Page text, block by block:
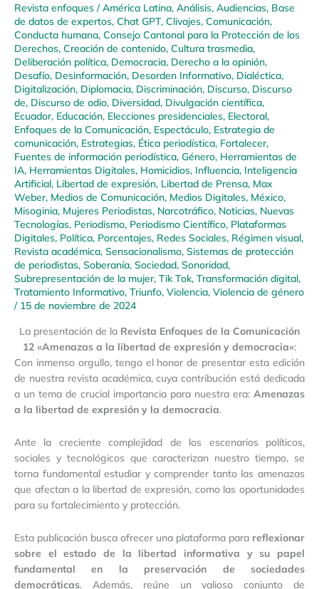
Revista enfoques /América Latina, Análisis, Audiencias, Base
de datos de expertos, Chat GPT, Clivajes, Comunicación,
Conducta humana, Consejo Cantonal para la Protección de los
Derechos, Creación de contenido, Cultura trasmedia,
Deliberación política, Democracia, Derecho a la opinión,
Desafío, Desinformación, Desorden Informativo, Dialéctica,
Digitalización, Diplomacia, Discriminación, Discurso, Discurso
de, Discurso de odio, Diversidad, Divulgación científica,
Ecuador, Educación, Elecciones presidenciales, Electoral,
Enfoques de la Comunicación, Espectáculo, Estrategia de
comunicación, Estrategias, Ética periodística, Fortalecer,
Fuentes de información periodística, Género, Herramientas de
IA, Herramientas Digitales, Homicidios, Influencia, Inteligencia
Artificial, Libertad de expresión, Libertad de Prensa, Max
Weber, Medios de Comunicación, Medios Digitales, México,
Misoginia, Mujeres Periodistas, Narcotráfico, Noticias, Nuevas
Tecnologías, Periodismo, Periodismo Científico, Plataformas
Digitales, Política, Porcentajes, Redes Sociales, Régimen visual,
Revista académica, Sensacionalismo, Sistemas de protección
de periodistas, Soberanía, Sociedad, Sonoridad,
Subrepresentación de la mujer, Tik Tok, Transformación digital,
Tratamiento Informativo, Triunfo, Violencia, Violencia de género
/ 15 de noviembre de 2024
La presentación de la Revista Enfoques de la Comunicación
12 «Amenazas a la libertad de expresión y democracia»:
Con inmenso orgullo, tengo el honor de presentar esta edición
de nuestra revista académica, cuya contribución está dedicada
a un tema de crucial importancia para nuestra era: Amenazas
a la libertad de expresión y la democracia.
Ante la creciente complejidad de los escenarios políticos,
sociales y tecnológicos que caracterizan nuestro tiempo, se
torna fundamental estudiar y comprender tanto las amenazas
que afectan a la libertad de expresión, como las oportunidades
para su fortalecimiento y protección.
Esta publicación busca ofrecer una plataforma para reflexionar
sobre el estado de la libertad informativa y su papel
fundamental en la preservación de sociedades
democráticas. Además, reúne un valioso conjunto de